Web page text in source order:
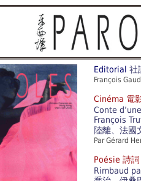
Editorial 社
François
Cinéma 電
Conte
François
陸離、法國
Par Gérard
Poésie 詩詞
Rimbaud